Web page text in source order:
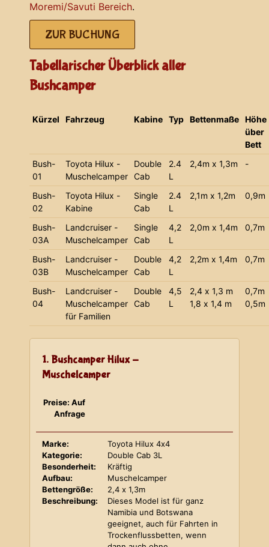
Moremi/Savuti Bereich.
ZUR BUCHUNG
Tabellarischer Überblick aller
Bushcamper
Kürzel Fahrzeug Kabine Typ Bettenmaße Höhe
über
Bett
Bush-
01
Toyota Hilux -
Muschelcamper
Double
Cab
2.4
L
2,4m x 1,3m -
Bush-
02
Toyota Hilux -
Kabine
Single
Cab
2.4
L
2,1m x 1,2m 0,9m
Bush-
03A
Landcruiser -
Muschelcamper
Single
Cab
4,2
L
2,0m x 1,4m 0,7m
Bush-
03B
Landcruiser -
Muschelcamper
Double
Cab
4,2
L
2,2m x 1,4m 0,7m
Bush-
04
Landcruiser -
Muschelcamper
für Familien
Double
Cab
4,5
L
2,4 x 1,3 m
1,8 x 1,4 m
0,7m
0,5m
1. Bushcamper Hilux -
Muschelcamper
Preise: Auf
Anfrage
Marke:
Toyota Hilux 4x4
Kategorie:
Double Cab 3L
Besonderheit:
Kräftig
Aufbau:
Muschelcamper
Bettengröße:
2,4 x 1,3m
Beschreibung:
Dieses Model ist für ganz
Namibia und Botswana
geeignet, auch für Fahrten in
Trockenflussbetten, wenn